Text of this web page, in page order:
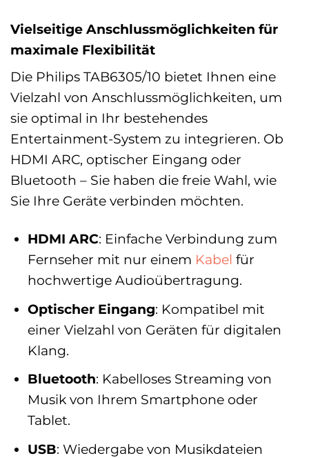
Vielseitige Anschlussmöglichkeiten für
maximale Flexibilität
Die Philips TAB6305/10 bietet Ihnen eine
Vielzahl von Anschlussmöglichkeiten, um
sie optimal in Ihr bestehendes
Entertainment-System zu integrieren. Ob
HDMI ARC, optischer Eingang oder
Bluetooth – Sie haben die freie Wahl, wie
Sie Ihre Geräte verbinden möchten.
HDMI ARC: Einfache Verbindung zum
Fernseher mit nur einem Kabel für
hochwertige Audioübertragung.
Optischer Eingang: Kompatibel mit
einer Vielzahl von Geräten für digitalen
Klang.
Bluetooth: Kabelloses Streaming von
Musik von Ihrem Smartphone oder
Tablet.
USB: Wiedergabe von Musikdateien